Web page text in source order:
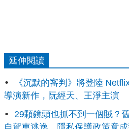
延伸閱讀
《沉默的審判》將登陸
導演新作，阮經天、王淨主演
29顆鏡頭也抓不到一個賊？
自駕車逃逸，隱私保護政策竟